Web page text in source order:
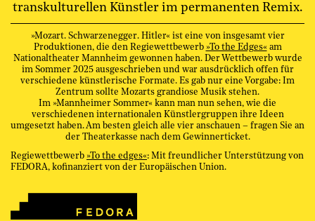
transkulturellen Künstler im permanenten Remix.
»Mozart. Schwarzenegger. Hitler« ist eine von insgesamt vier
Produktionen, die den Regiewettbewerb »To the Edges«am
Nationaltheater Mannheim gewonnen haben. Der Wettbewerb wurde
im Sommer 2025 ausgeschrieben und war ausdrücklich offen für
verschiedene künstlerische Formate. Es gab nur eine Vorgabe: Im
Zentrum sollte Mozarts grandiose Musik stehen.
Im »Mannheimer Sommer« kann man nun sehen, wie die
verschiedenen internationalen Künstlergruppen ihre Ideen
umgesetzt haben. Am besten gleich alle vier anschauen – fragen Sie an
der Theaterkasse nach dem Gewinnerticket.
Regiewettbewerb »To the edges«: Mit freundlicher Unterstützung von
FEDORA, kofinanziert von der Europäischen Union.